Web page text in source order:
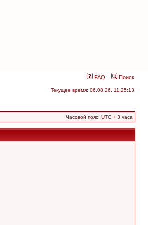
FAQ Поиск
Текущее время: 06.08.26, 11:25:13
Часовой пояс: UTC + 3 часа